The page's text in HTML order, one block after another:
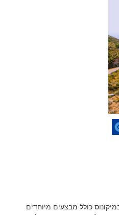
כולל מבצעים מיוחדים